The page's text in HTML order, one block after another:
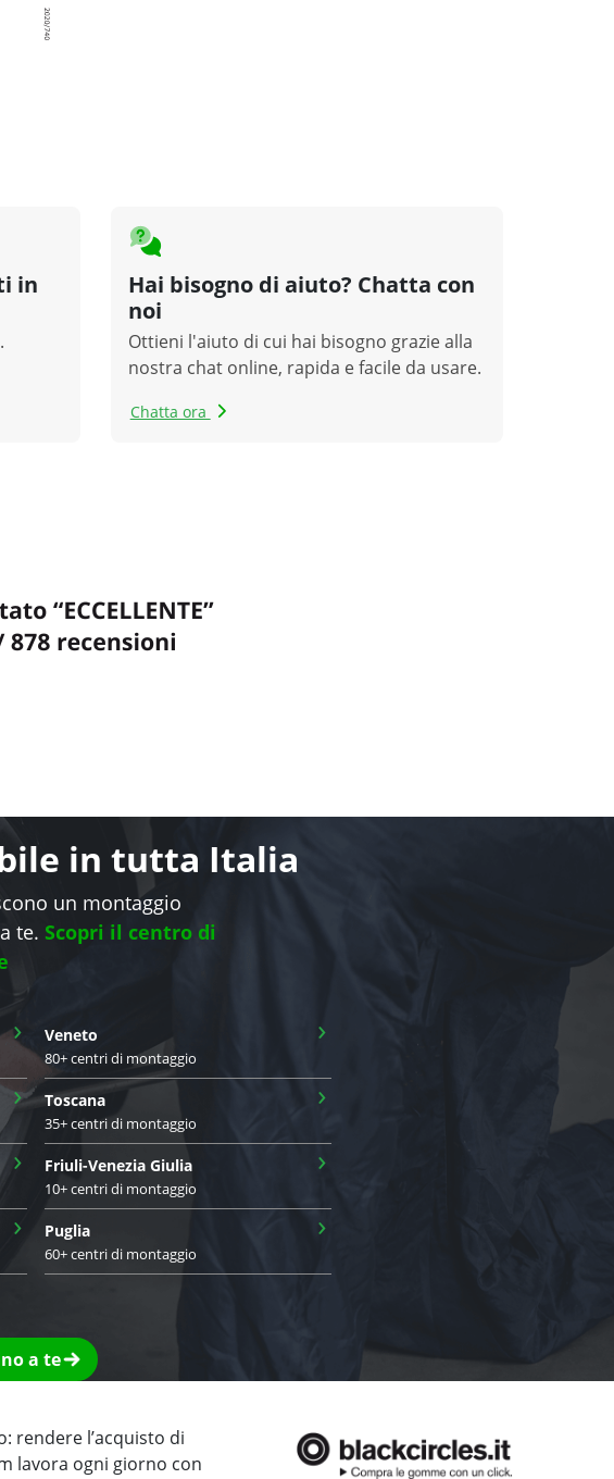
in
Hai bisogno di aiuto? Chatta con
noi
Ottieni l'aiuto di cui hai bisogno grazie alla
nostra chat online, rapida e facile da usare.
Chatta ora
in tutta Italia
un montaggio
te. Scopri il centro di
› Veneto
80+ centri di montaggio
›
› Toscana
35+ centri di montaggio
›
› Friuli-Venezia Giulia
10+ centri di montaggio
›
› Puglia
60+ centri di montaggio
›
a te
rendere l’acquisto di
lavora ogni giorno con